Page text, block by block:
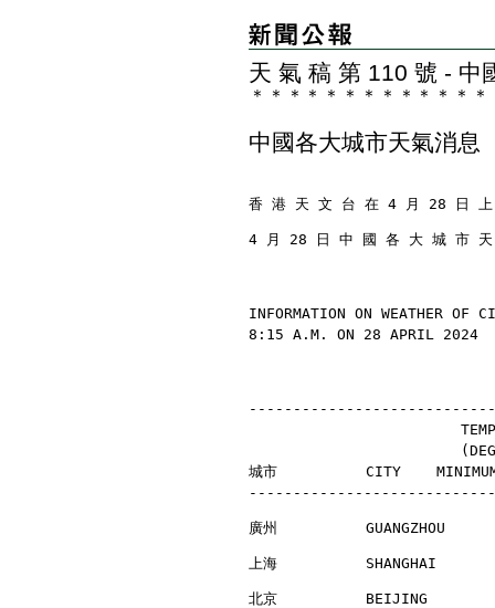
天 氣 稿 第 110 號 - 中
＊ ＊ ＊ ＊ ＊ ＊ ＊ ＊ ＊ ＊ ＊ ＊ ＊
中國各大城市天氣消息
香 港 天 文 台 在 4 月 28 日
4 月 28 日 中 國 各 大 城 市
INFORMATION ON WEATHER
8:15 A.M. ON 28 APRIL 2024
城市          CITY    MINIMUM 最
廣州
上海          SHANGHAI
北京          BEIJING